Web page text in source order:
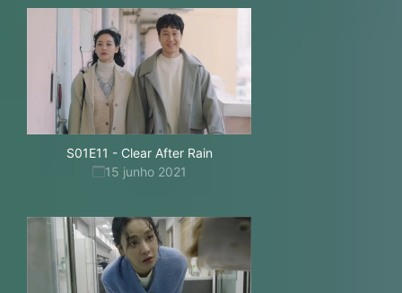
S01E11 - Clear After Rain
15 junho 2021